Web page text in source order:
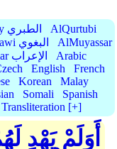
AtTabariy الطبري
AlQurtubi
AlBaghawi البغوي
AlMuyassar
Grammar الإعراب
Arabic
English
French
Korean
Malay
Somali
Spanish
Transliteration [+]
أَوَلَمْ يَهْدِ